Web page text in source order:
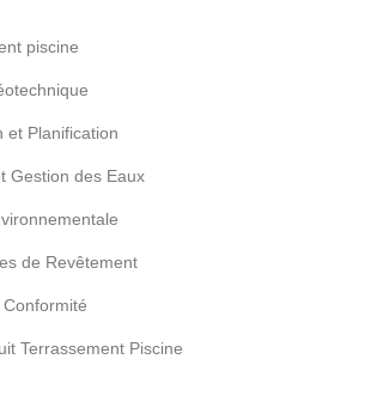
piscine
et Planification
Gestion des Eaux
de Revêtement
Terrassement Piscine